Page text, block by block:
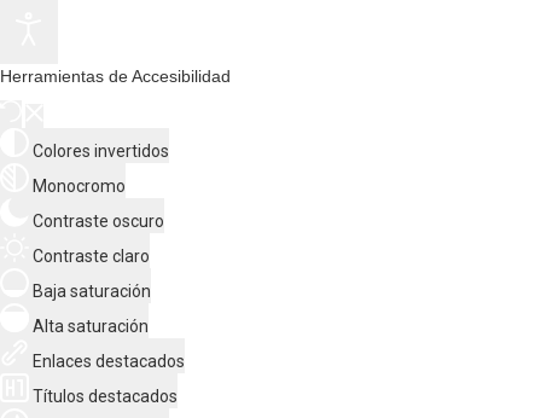
Herramientas de Accesibilidad
Colores invertidos
Monocromo
Contraste oscuro
Contraste claro
Baja saturación
Alta saturación
Enlaces destacados
Títulos destacados